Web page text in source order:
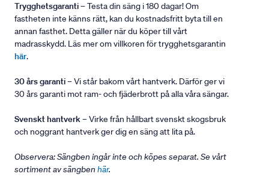
Trygghetsgaranti– Testa din säng i 180 dagar! Om
fastheten inte känns rätt, kan du kostnadsfritt byta till en
annan fasthet. Detta gäller när du köper till vårt
madrasskydd. Läs mer om villkoren för trygghetsgarantin
här.
30 års garanti– Vi står bakom vårt hantverk. Därför ger vi
30 års garanti mot ram- och fjäderbrott på alla våra sängar.
Svenskt hantverk– Virke från hållbart svenskt skogsbruk
och noggrant hantverk ger dig en säng att lita på.
Observera: Sängben ingår inte och köpes separat. Se vårt
sortiment av sängben här.